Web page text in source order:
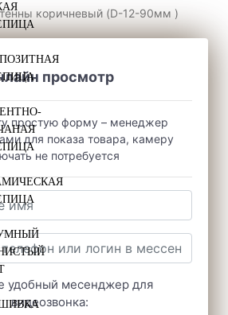
просмотр
простую форму – менеджер
для показа товара, камеру
не потребуется
удобный месенджер для
видеозвонка: